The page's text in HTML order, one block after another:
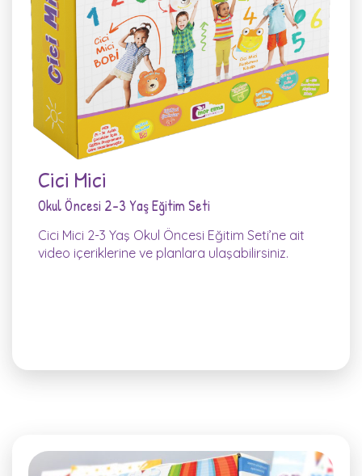
Cici Mici
Okul Öncesi 2-3 Yaş Eğitim Seti
Cici Mici 2-3 Yaş Okul Öncesi Eğitim Seti’ne ait
video içeriklerine ve planlara ulaşabilirsiniz.